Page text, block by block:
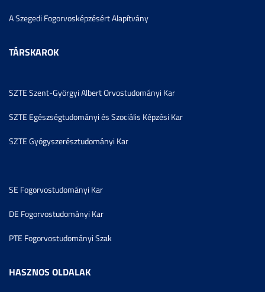
A Szegedi Fogorvosképzésért Alapítvány
TÁRSKAROK
SZTE Szent-Györgyi Albert Orvostudományi Kar
SZTE Egészségtudományi és Szociális Képzési Kar
SZTE Gyógyszerésztudományi Kar
SE Fogorvostudományi Kar
DE Fogorvostudományi Kar
PTE Fogorvostudományi Szak
HASZNOS OLDALAK